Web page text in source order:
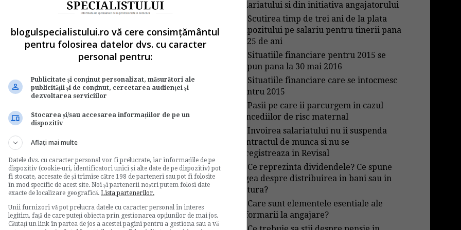
care le utilizeaza in activitate, precum si al
de toate drepturile recunoscute prin lege si
salariatilor al caror loc de munca este la
prin contractele individuale de munca se pot
munca la domiciliu, in conformitate cu legislatia
contract individual de munca la domiciliu
Votati articolul
Rating:
salariatului si din initiativa angajatorului
Scutirea timp de trei ani de la plata
impozitului pe salariu pentru tinerii pana
in 25 de ani
Situatiile financiare pentru 2015 se
depun pana la 30 mai 2016
Situatiile financiare care se intocmesc
pentru 2015
→Pasii pe care ii parcurgem in cazul
concediilor de risc maternal
→Invoirea salariatului nu ii suspenda
contractul de munca si nu se
inregistreaza in Revisal
Ce reprezinta dividendele? Ce spune
legea despre distribuirea in bani sau in
natura?
Care sunt elementele esentiale ale
informarii la angajare?
blogulspecialistului.ro vă cere consimțământul
pentru folosirea datelor dvs. cu caracter
personal pentru:
Publicitate și conținut personalizat, măsurători ale
publicității și de conținut, cercetarea audienței și
dezvoltarea serviciilor
Stocarea și/sau accesarea informațiilor de pe un
dispozitiv
Aflați mai multe
Datele dvs. cu caracter personal vor fi prelucrate, iar informațiile de pe
dispozitiv (cookie-uri, identificatori unici și alte date de pe dispozitiv) pot
fi stocate, accesate de și trimise către 198 de parteneri sau pot fi folosite
în mod specific de acest site. Noi și partenerii noștri putem folosi date
exacte de localizare geografică. Lista partenerilor.
Unii furnizori vă pot prelucra datele cu caracter personal în interes
legitim, față de care puteți obiecta prin gestionarea opțiunilor de mai jos.
Căutați un link în partea de jos a acestei pagini pentru a gestiona sau a vă